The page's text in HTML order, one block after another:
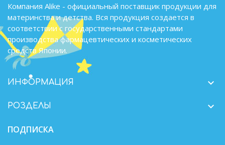
Компания Alike - официальный поставщик продукции для
материнства и детства. Вся продукция создается в
соответствии с государственными стандартами
производства фармацевтических и косметических
средств Японии.
ИНФОРМАЦИЯ 
РОЗДЕЛЫ 
ПОДПИСКА